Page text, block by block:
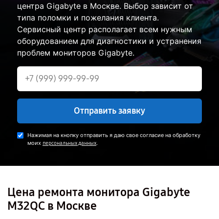
центра Gigabyte в Москве. Выбор зависит от
типа поломки и пожелания клиента.
Сервисный центр располагает всем нужным
оборудованием для диагностики и устранения
проблем мониторов Gigabyte.
Отправить заявку
Нажимая на кнопку отправить я даю свое согласие на обработку
моих персональных данных.
Цена ремонта монитора Gigabyte
M32QC в Москве